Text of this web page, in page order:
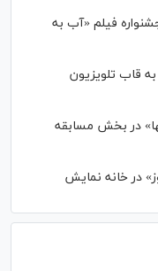
فیلم «آب به
قاب تلویزیون
در بخش مسابقه
در خانه نمایش